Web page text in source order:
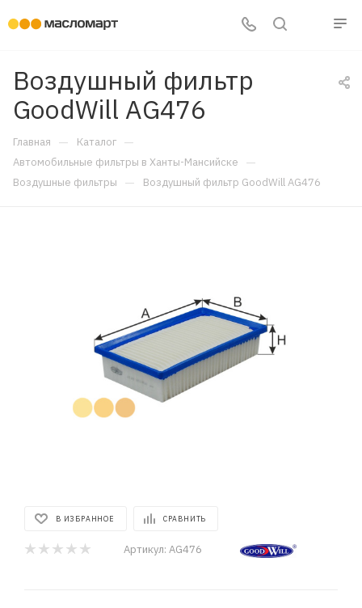
Воздушный фильтр
GoodWill AG476
Главная — Каталог —
Автомобильные фильтры в Ханты-Мансийске —
Воздушные фильтры — Воздушный фильтр GoodWill AG476
В ИЗБРАННОЕ СРАВНИТЬ
Артикул: AG476